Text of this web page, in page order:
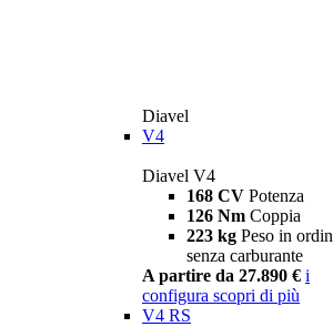
Diavel
V4
Diavel V4
168 CV Potenza
126 Nm Coppia
223 kg Peso in
senza carburante
A partire da 27.890 € i
configura scopri di più
V4 RS